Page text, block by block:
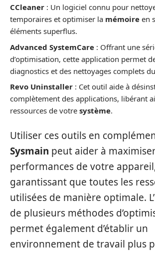
CCleaner : Un logiciel connu pour
temporaires et optimiser la mémoire en
éléments superflus.
Advanced SystemCare : Offrant une
d’optimisation, cette application permet
diagnostics et des nettoyages complets
Revo Uninstaller : Cet outil aide à
complètement des applications, libérant
ressources de votre système.
Utiliser ces outils en
Sysmain peut aider à
performances de votre
garantissant que toutes les
utilisées de manière optimale.
de plusieurs méthodes
permet également d’établir un
environnement de travail plus